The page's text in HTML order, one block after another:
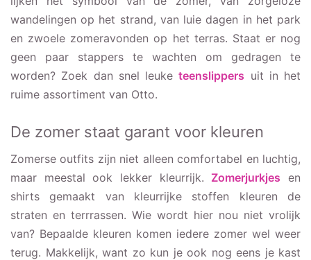
wandelingen op het strand, van luie dagen in het park
en zwoele zomeravonden op het terras. Staat er nog
geen paar stappers te wachten om gedragen te
worden? Zoek dan snel leuketeenslippers uit in het
ruime assortiment van Otto.
De zomer staat garant voor kleuren
Zomerse outfits zijn niet alleen comfortabel en luchtig,
maar meestal ook lekker kleurrijk. Zomerjurkjes en
shirts gemaakt van kleurrijke stoffen kleuren de
straten en terrrassen. Wie wordt hier nou niet vrolijk
van? Bepaalde kleuren komen iedere zomer wel weer
terug. Makkelijk, want zo kun je ook nog eens je kast